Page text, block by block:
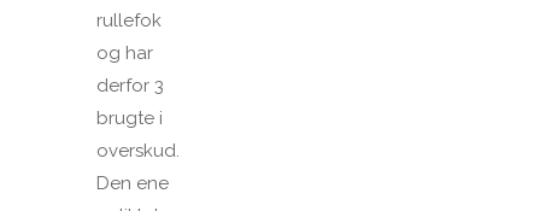
rullefok
og har
derfor 3
brugte i
overskud.
Den ene